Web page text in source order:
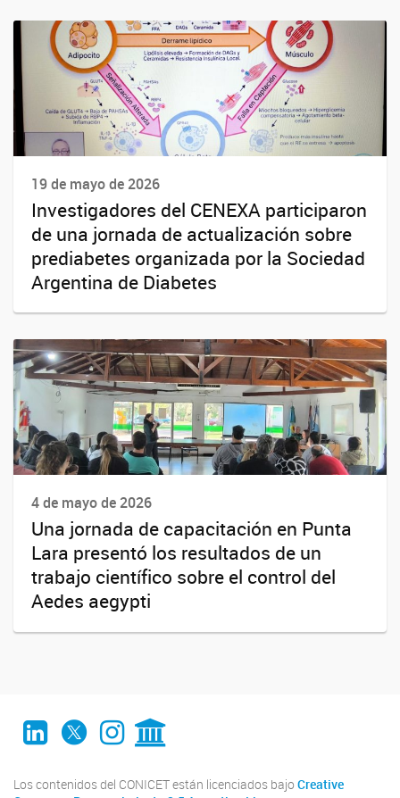
19 de mayo de 2026
Investigadores del CENEXA participaron
de una jornada de actualización sobre
prediabetes organizada por la Sociedad
Argentina de Diabetes
4 de mayo de 2026
Una jornada de capacitación en Punta
Lara presentó los resultados de un
trabajo científico sobre el control del
Aedes aegypti
LinkedIn
Twitter
Instagram
CONICET Digital
Los contenidos del CONICET están licenciados bajo Creative